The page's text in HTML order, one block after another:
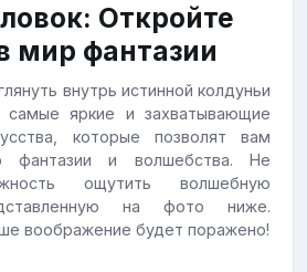
Откройте
мир фантазии
внутрь истинной колдуньи
самые яркие и захватывающие
которые позволят вам
фантазии и волшебства. Не
ощутить волшебную
на фото ниже.
воображение будет поражено!